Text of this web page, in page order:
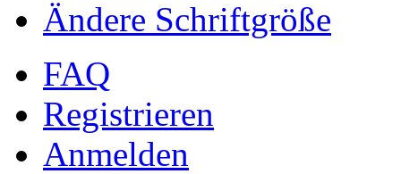
Ändere Schriftgröße
FAQ
Registrieren
Anmelden